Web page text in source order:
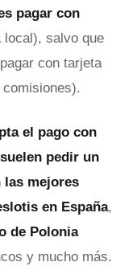
pagar con
local), salvo que
con tarjeta
el pago con
pedir un
las mejores
en España,
de Polonia
y mucho más.